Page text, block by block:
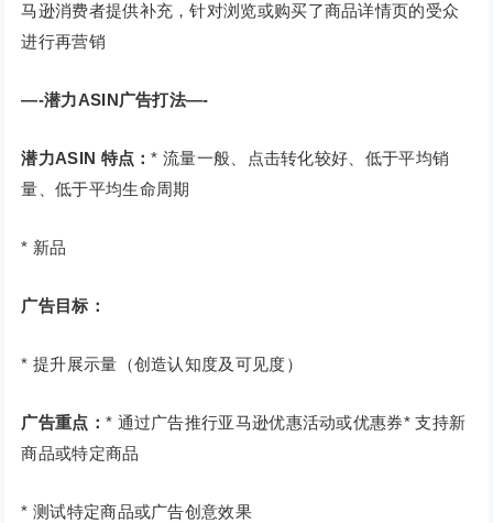
马逊消费者提供补充，针对浏览或购买了商品详情页的受众
进行再营销
—-潜力ASIN广告打法—-
潜力ASIN 特点：* 流量一般、点击转化较好、低于平均销
量、低于平均生命周期
* 新品
广告目标：
* 提升展示量（创造认知度及可见度）
广告重点： * 通过广告推行亚马逊优惠活动或优惠券* 支持新
商品或特定商品
* 测试特定商品或广告创意效果